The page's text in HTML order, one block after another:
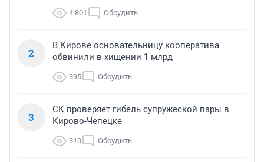
4 801 Обсудить
2
В Кирове основательницу кооператива
обвинили в хищении 1 млрд
395 Обсудить
3
СК проверяет гибель супружеской пары в
Кирово-Чепецке
310 Обсудить